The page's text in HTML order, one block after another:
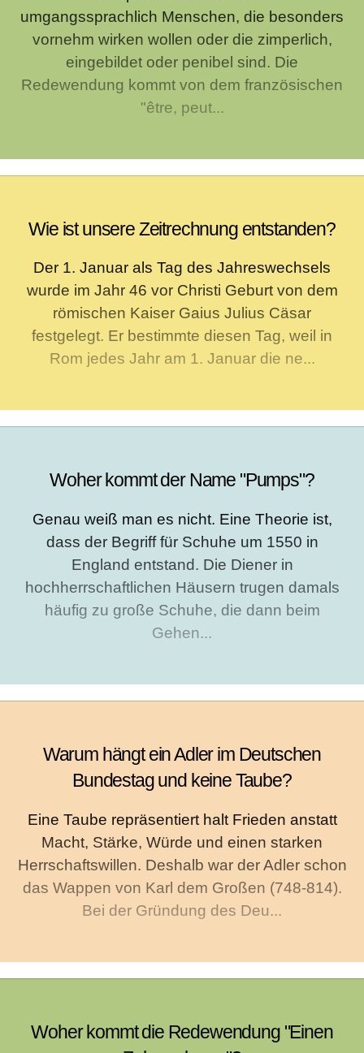
umgangssprachlich Menschen, die besonders
vornehm wirken wollen oder die zimperlich,
eingebildet oder penibel sind. Die
Redewendung kommt von dem französischen
"être, peut...
Wie ist unsere Zeitrechnung entstanden?
Der 1. Januar als Tag des Jahreswechsels
wurde im Jahr 46 vor Christi Geburt von dem
römischen Kaiser Gaius Julius Cäsar
festgelegt. Er bestimmte diesen Tag, weil in
Rom jedes Jahr am 1. Januar die ne...
Woher kommt der Name "Pumps"?
Genau weiß man es nicht. Eine Theorie ist,
dass der Begriff für Schuhe um 1550 in
England entstand. Die Diener in
hochherrschaftlichen Häusern trugen damals
häufig zu große Schuhe, die dann beim
Gehen...
Warum hängt ein Adler im Deutschen
Bundestag und keine Taube?
Eine Taube repräsentiert halt Frieden anstatt
Macht, Stärke, Würde und einen starken
Herrschaftswillen. Deshalb war der Adler schon
das Wappen von Karl dem Großen (748-814).
Bei der Gründung des Deu...
Woher kommt die Redewendung "Einen